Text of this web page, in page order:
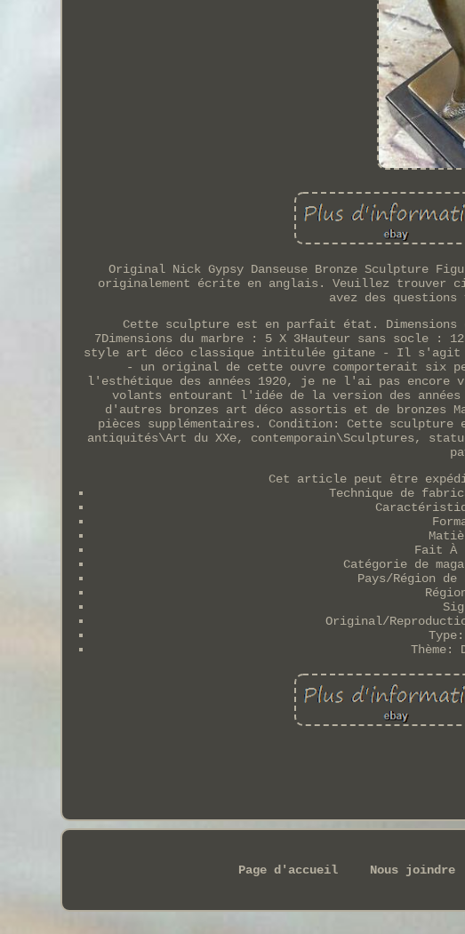
Original Nick Gypsy Danseuse Bronze Sculpture
originalement écrite en anglais. Veuillez trouver
avez des
Cette sculpture est en parfait état. Dimensions
7Dimensions du marbre : 5 X 3Hauteur sans socle :
style art déco classique intitulée gitane - Il s'agit
- un original de cette ouvre comporterait six
l'esthétique des années 1920, je ne l'ai pas encore
volants entourant l'idée de la version des années
d'autres bronzes art déco assortis et de bronzes
pièces supplémentaires. Condition: Cette
antiquités\Art du XXe, contemporain\Sculptures,
Cet article peut être
Technique de
Fait À
Catégorie de
Pays/Région
Original/
Thème:
Page d'accueil Nous joindre